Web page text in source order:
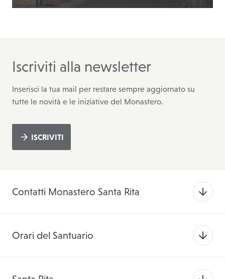
Iscriviti alla newsletter
Inserisci la tua mail per restare sempre aggiornato su
tutte le novità e le iniziative del Monastero.
ISCRIVITI
Contatti Monastero Santa Rita
Orari del Santuario